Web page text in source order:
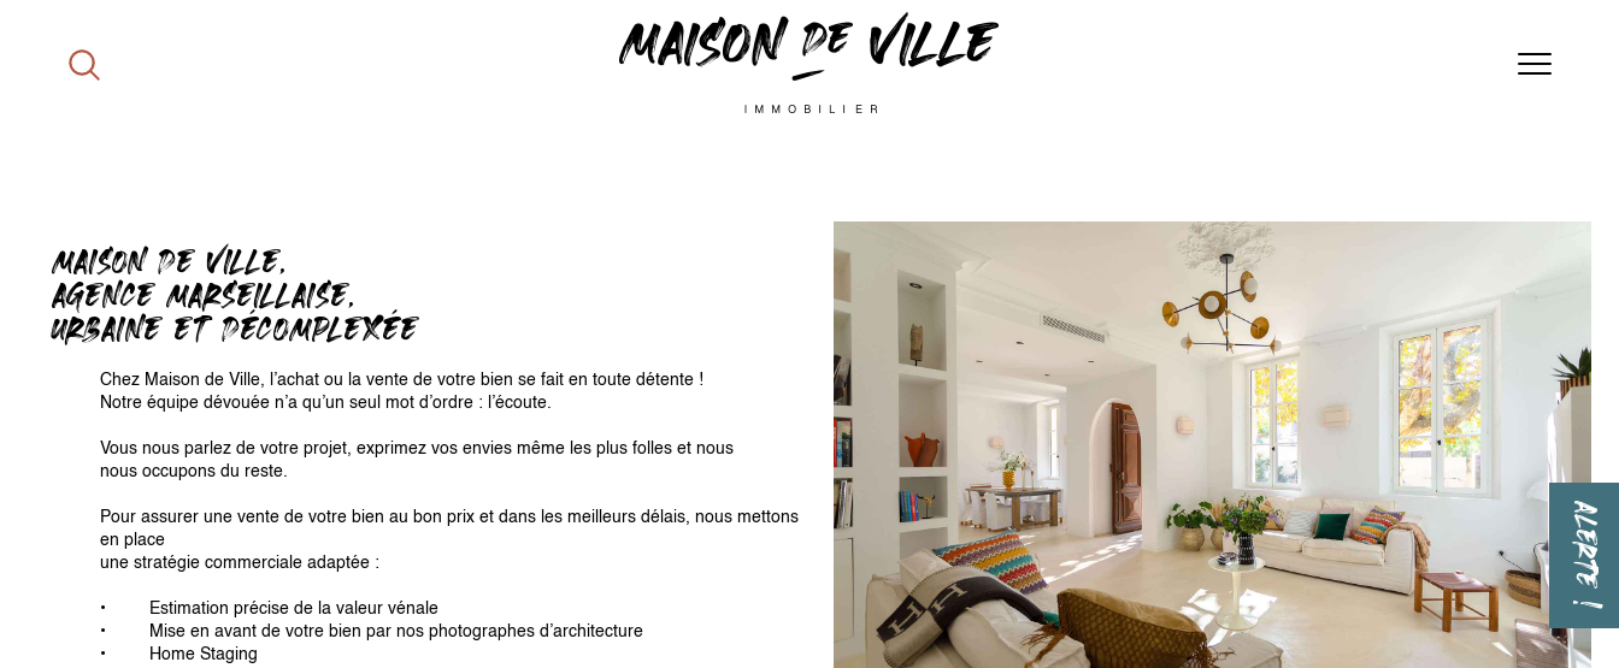
ALERTE !
MAISON DE VILLE,
AGENCE MARSEILLAISE,
URBAINE ET DÉCOMPLEXÉE
Chez Maison de Ville, l’achat ou la vente de votre bien se fait en toute détente !
Notre équipe dévouée n’a qu’un seul mot d’ordre : l’écoute.
Vous nous parlez de votre projet, exprimez vos envies même les plus folles et nous
nous occupons du reste.
Pour assurer une vente de votre bien au bon prix et dans les meilleurs délais, nous mettons
en place
une stratégie commerciale adaptée :
• Estimation précise de la valeur vénale
• Mise en avant de votre bien par nos photographes d’architecture
• Home Staging